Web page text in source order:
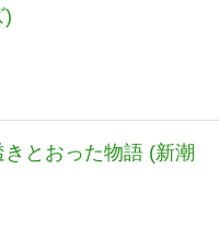
)
とおった物語 (新潮